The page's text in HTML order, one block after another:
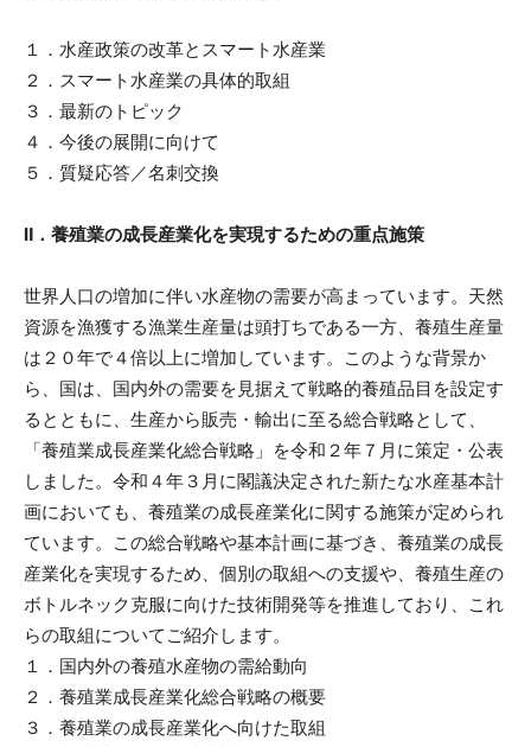
１．水産政策の改革とスマート水産業
２．スマート水産業の具体的取組
３．最新のトピック
４．今後の展開に向けて
５．質疑応答／名刺交換
Ⅱ．養殖業の成長産業化を実現するための重点施策
世界人口の増加に伴い水産物の需要が高まっています。天然
資源を漁獲する漁業生産量は頭打ちである一方、養殖生産量
は２０年で４倍以上に増加しています。このような背景か
ら、国は、国内外の需要を見据えて戦略的養殖品目を設定す
るとともに、生産から販売・輸出に至る総合戦略として、
「養殖業成長産業化総合戦略」を令和２年７月に策定・公表
しました。令和４年３月に閣議決定された新たな水産基本計
画においても、養殖業の成長産業化に関する施策が定められ
ています。この総合戦略や基本計画に基づき、養殖業の成長
産業化を実現するため、個別の取組への支援や、養殖生産の
ボトルネック克服に向けた技術開発等を推進しており、これ
らの取組についてご紹介します。
１．国内外の養殖水産物の需給動向
２．養殖業成長産業化総合戦略の概要
３．養殖業の成長産業化へ向けた取組